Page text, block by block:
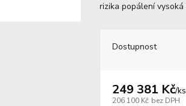
rizika popálení
Dostupnost
249 381 Kč/ks
206 100 Kč bez DPH